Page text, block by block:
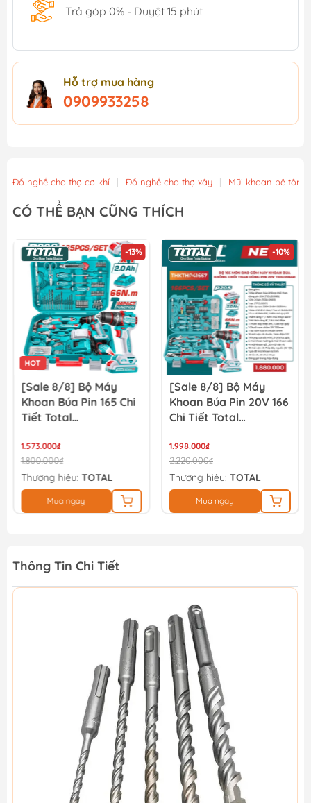
Trả góp 0% - Duyệt 15 phút
Hỗ trợ mua hàng
0909933258
Đồ nghề cho thợ cơ khí | Đồ nghề cho thợ xây | Mũi khoan bê tông
CÓ THỂ BẠN CŨNG THÍCH
-13%
HOT
[Sale 8/8] Bộ Máy
Khoan Búa Pin 165 Chi
Tiết Total
1.573.000₫
1.800.000₫
Thương hiệu: TOTAL
Mua ngay
-10%
[Sale 8/8] Bộ Máy
Khoan Búa Pin 20V 166
Chi Tiết Total
THKTHP41667
1.998.000₫
2.220.000₫
Thương hiệu: TOTAL
Mua ngay
Thông Tin Chi Tiết